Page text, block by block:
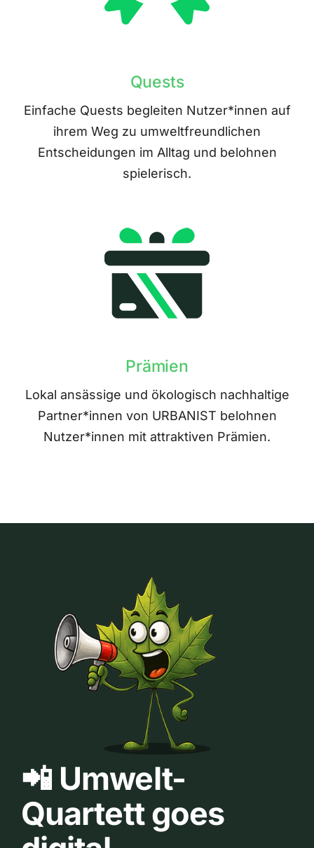
Quests
Einfache Quests begleiten Nutzer*innen auf
ihrem Weg zu umweltfreundlichen
Entscheidungen im Alltag und belohnen
spielerisch.
Prämien
Lokal ansässige und ökologisch nachhaltige
Partner*innen von URBANIST belohnen
Nutzer*innen mit attraktiven Prämien.
📲 Umwelt-
Quartett goes